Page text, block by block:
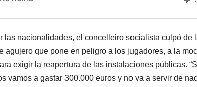
las nacionalidades, el concelleiro socialista culpó de
agujero que pone en peligro a los jugadores, a la
exigir la reapertura de las instalaciones públicas.
vamos a gastar 300.000 euros y no va a servir de